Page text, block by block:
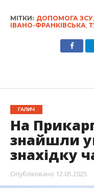
МІТКИ: ДОПОМОГА ЗСУ,
ІВАНО-ФРАНКІВСЬКА,
ГАЛИЧ
На
знайшли
знахідку
Опубліковано 12.05.2025